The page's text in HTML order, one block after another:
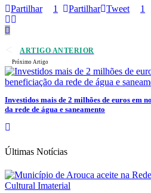
Partilhar
1 Partilhar Tweet 1
ARTIGO ANTERIOR
Próximo Artigo
Investidos mais de 2 milhões de euros em
da rede de água e saneamento
Últimas Notícias